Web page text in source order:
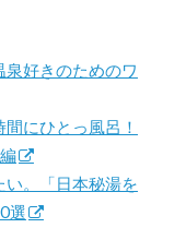
好きのためのワ
にひとっ風呂！
。「日本秘湯を
選